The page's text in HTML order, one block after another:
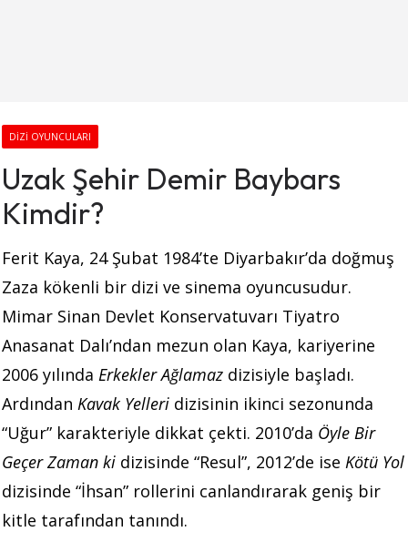
DIZI OYUNCULARI
Uzak Şehir Demir Baybars
Kimdir?
Ferit Kaya, 24 Şubat 1984’te Diyarbakır’da doğmuş
Zaza kökenli bir dizi ve sinema oyuncusudur.
Mimar Sinan Devlet Konservatuvarı Tiyatro
Anasanat Dalı’ndan mezun olan Kaya, kariyerine
2006 yılında Erkekler Ağlamaz dizisiyle başladı.
Ardından Kavak Yelleri dizisinin ikinci sezonunda
“Uğur” karakteriyle dikkat çekti. 2010’da Öyle Bir
Geçer Zaman ki dizisinde “Resul”, 2012’de ise Kötü Yol
dizisinde “İhsan” rollerini canlandırarak geniş bir
kitle tarafından tanındı.